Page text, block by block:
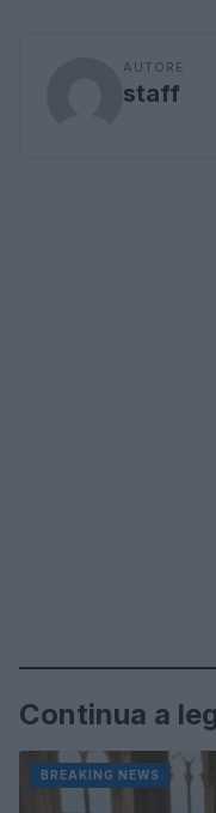
AUTORE
staff
Continua a
BREAKING NEWS